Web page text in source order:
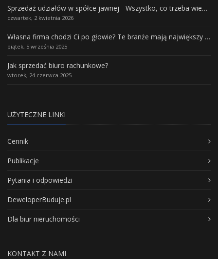
Sprzedaż udziałów w spółce jawnej - Wszystko, co trzeba wiedzieć.
czwartek, 2 kwietnia 2026
Własna firma chodzi Ci po głowie? Te branże mają największy potencjał rozwoju
piątek, 5 września 2025
Jak sprzedać biuro rachunkowe?
wtorek, 24 czerwca 2025
UŻYTECZNE LINKI
Cennik
Publikacje
Pytania i odpowiedzi
DeweloperBuduje.pl
Dla biur nieruchomości
KONTAKT Z NAMI